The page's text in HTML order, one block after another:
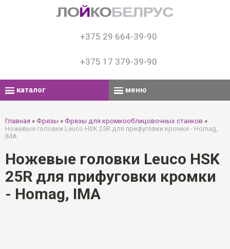
+375 29 664-39-90
+375 17 379-39-90
каталог меню
Главная » Фрезы » Фрезы для кромкооблицовочных станков »
Ножевые головки Leuco HSK 25R для прифуговки кромки - Homag,
IMA
Ножевые головки Leuco HSK
25R для прифуговки кромки
- Homag, IMA